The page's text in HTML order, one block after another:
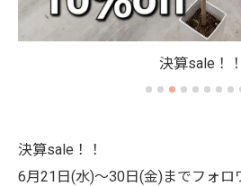
決算sale！！
決算sale！！
6月21日(水)～30日(金)までフォロ